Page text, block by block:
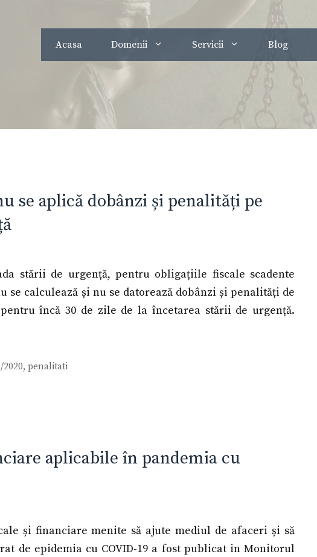
Acasa Domenii Servicii Blog
se aplică dobânzi și penalități pe
stării de urgență, pentru obligațiile fiscale scadente
se calculează și nu se datorează dobânzi și penalități de
încă 30 de zile de la încetarea stării de urgență.
2020, penalitati
aplicabile în pandemia cu
și financiare menite să ajute mediul de afaceri și să
de epidemia cu COVID-19 a fost publicat in Monitorul